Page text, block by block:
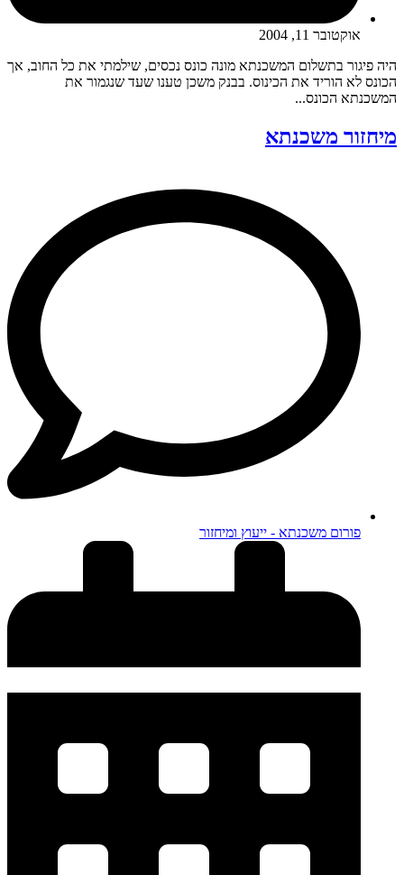
אוקטובר 11, 2004
היה פיגור בתשלום המשכנתא מונה כונס נכסים, שילמתי את כל החוב, אך
הכונס לא הוריד את הכינוס. בבנק משכן טענו שעד שנגמור את
המשכנתא הכונס...
מיחזור משכנתא
פורום משכנתא - ייעוץ ומיחזור